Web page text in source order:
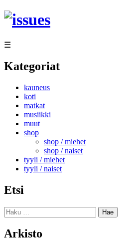
Siirry
sisältöön
☰
Kategoriat
kauneus
koti
matkat
musiikki
muut
shop
shop / miehet
shop / naiset
tyyli / miehet
tyyli / naiset
Etsi
Haku:
Arkisto